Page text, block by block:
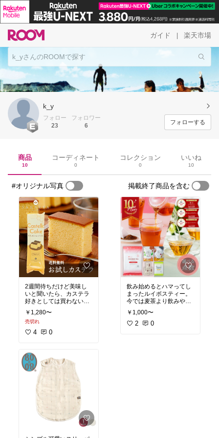
ガイド 楽天市場
k_y
フォロー
23
フォロワー
6
フォローする
商品
10
コーディネート
0
コレクション
0
いいね
10
#オリジナル写真 掲載終了商品を含む
2週間待ちだけど美味し
いと聞いたら、カステラ
好きとしては買わないわ
けにはいきません❣️
届くのが待ちどうしいな
ぁ。
￥1,280〜
売切れ
4 0
飲み始めるとハマってし
まったルイボスティー。
今では麦茶より飲みやす
く感じるほど！市販のも
のは大抵24袋くらいなの
で100個入りはありがた
￥1,000〜
2 0